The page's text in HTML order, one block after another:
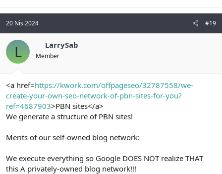
20 Nis 2024 #19
L LarrySab
Member
<a href=https://kwork.com/offpageseo/32787558/we-
create-your-own-seo-network-of-pbn-sites-for-you?
ref=4687903>PBN sites</a>
We generate a structure of PBN sites!
Merits of our self-owned blog network:
We execute everything so Google DOES NOT realize THAT
this A privately-owned blog network!!!